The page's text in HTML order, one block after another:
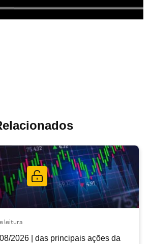
leitura
2026 | das principais ações da